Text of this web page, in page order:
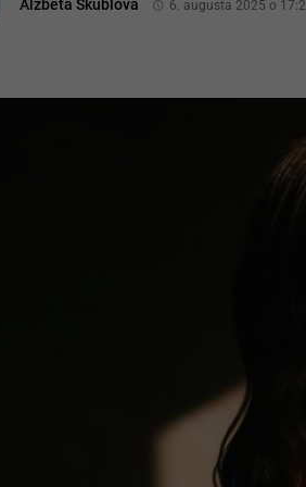
Alžbeta Škublová 6. augusta 2025 o